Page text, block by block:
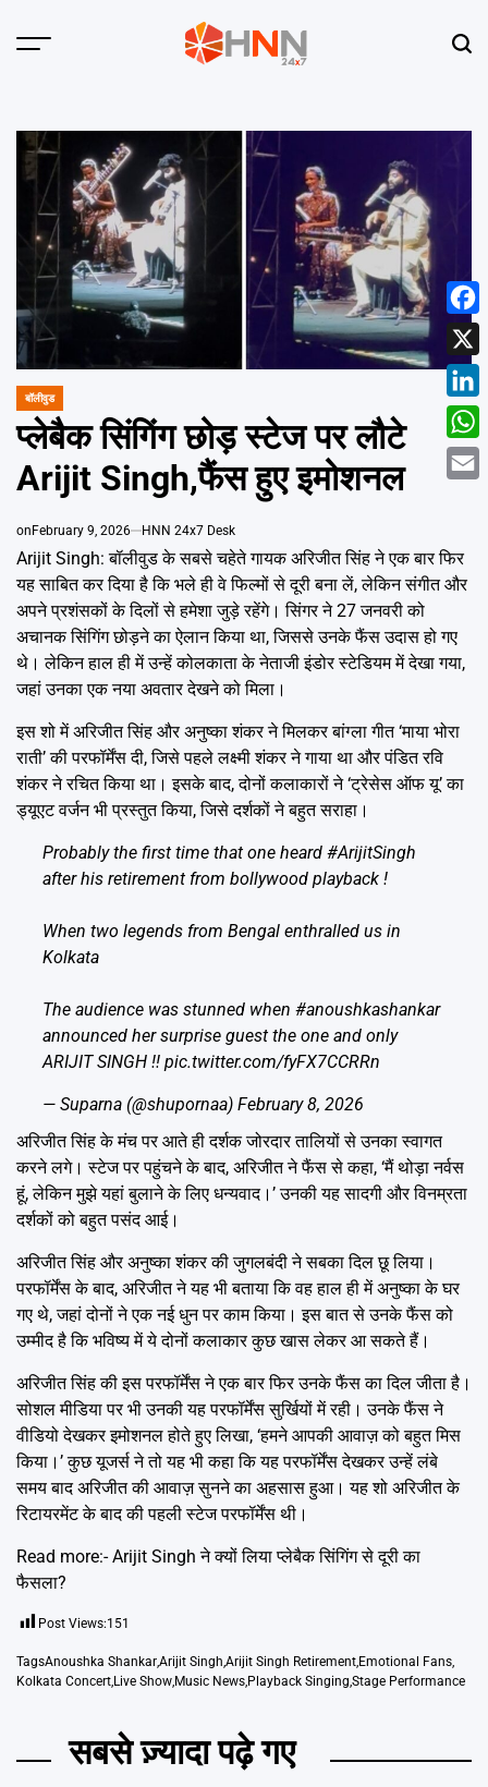
Menu
POSTED
बॉलीवुड
प्लेबैक सिंगिंग छोड़ स्टेज पर लौटे
Arijit Singh,फैंस हुए इमोशनल
onFebruary 9, 2026 HNN 24x7 Desk
Arijit Singh: बॉलीवुड के सबसे चहेते गायक अरिजीत सिंह ने एक बार फिर
यह साबित कर दिया है कि भले ही वे फिल्मों से दूरी बना लें, लेकिन संगीत और
अपने प्रशंसकों के दिलों से हमेशा जुड़े रहेंगे। सिंगर ने 27 जनवरी को
अचानक सिंगिंग छोड़ने का ऐलान किया था, जिससे उनके फैंस उदास हो गए
थे। लेकिन हाल ही में उन्हें कोलकाता के नेताजी इंडोर स्टेडियम में देखा गया,
जहां उनका एक नया अवतार देखने को मिला।
इस शो में अरिजीत सिंह और अनुष्का शंकर ने मिलकर बांग्ला गीत ‘माया भोरा
राती’ की परफॉर्मेंस दी, जिसे पहले लक्ष्मी शंकर ने गाया था और पंडित रवि
शंकर ने रचित किया था। इसके बाद, दोनों कलाकारों ने ‘ट्रेसेस ऑफ यू’ का
ड्यूएट वर्जन भी प्रस्तुत किया, जिसे दर्शकों ने बहुत सराहा।
Probably the first time that one heard #ArijitSingh
after his retirement from bollywood playback !
When two legends from Bengal enthralled us in
Kolkata
The audience was stunned when #anoushkashankar
announced her surprise guest the one and only
ARIJIT SINGH !! pic.twitter.com/fyFX7CCRRn
— Suparna (@shupornaa) February 8, 2026
अरिजीत सिंह के मंच पर आते ही दर्शक जोरदार तालियों से उनका स्वागत
करने लगे। स्टेज पर पहुंचने के बाद, अरिजीत ने फैंस से कहा, ‘मैं थोड़ा नर्वस
हूं, लेकिन मुझे यहां बुलाने के लिए धन्यवाद।’ उनकी यह सादगी और विनम्रता
दर्शकों को बहुत पसंद आई।
अरिजीत सिंह और अनुष्का शंकर की जुगलबंदी ने सबका दिल छू लिया।
परफॉर्मेंस के बाद, अरिजीत ने यह भी बताया कि वह हाल ही में अनुष्का के घर
गए थे, जहां दोनों ने एक नई धुन पर काम किया। इस बात से उनके फैंस को
उम्मीद है कि भविष्य में ये दोनों कलाकार कुछ खास लेकर आ सकते हैं।
अरिजीत सिंह की इस परफॉर्मेंस ने एक बार फिर उनके फैंस का दिल जीता है।
सोशल मीडिया पर भी उनकी यह परफॉर्मेंस सुर्खियों में रही। उनके फैंस ने
वीडियो देखकर इमोशनल होते हुए लिखा, ‘हमने आपकी आवाज़ को बहुत मिस
किया।’ कुछ यूजर्स ने तो यह भी कहा कि यह परफॉर्मेंस देखकर उन्हें लंबे
समय बाद अरिजीत की आवाज़ सुनने का अहसास हुआ। यह शो अरिजीत के
रिटायरमेंट के बाद की पहली स्टेज परफॉर्मेंस थी।
Read more:-Arijit Singh ने क्यों लिया प्लेबैक सिंगिंग से दूरी का
फैसला?
Post Views:151
TagsAnoushka ShankarArijit Singh Arijit Singh Retirement Emotional Fans
Kolkata Concert Live Show Music News Playback Singing Stage Performance
सबसे ज़्यादा पढ़े गए
X